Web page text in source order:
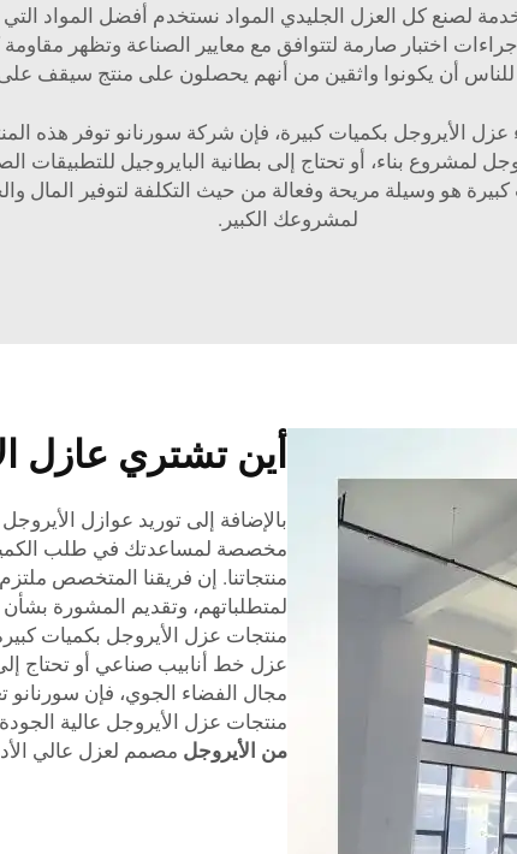
لصنع كل العزل الجليدي المواد نستخدم أفضل المواد
اختبار صارمة لتتوافق مع معايير الصناعة وتظهر
للناس أن يكونوا واثقين من أنهم يحصلون على منتج سيقف
الأيروجل بكميات كبيرة، فإن شركة سورنانو توفر هذه
بناء، أو تحتاج إلى بطانية البايروجيل للتطبيقات
هو وسيلة مريحة وفعالة من حيث التكلفة لتوفير المال
لمشروعك الكبير.
أين تشتري عازل
بالإضافة إلى توريد عوازل
مخصصة لمساعدتك في طلب
منتجاتنا. إن فريقنا المتخصص
لمتطلباتهم، وتقديم المشورة
منتجات عزل الأيروجل بكميات
عزل خط أنابيب صناعي أو تحتاج
مجال الفضاء الجوي، فإن
منتجات عزل الأيروجل عالية
من الأيروجل مصمم لعزل عالي